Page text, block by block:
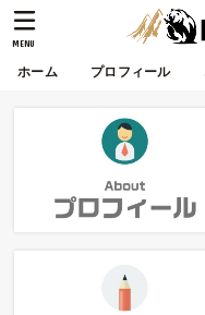
ホーム プロフィール
MENU